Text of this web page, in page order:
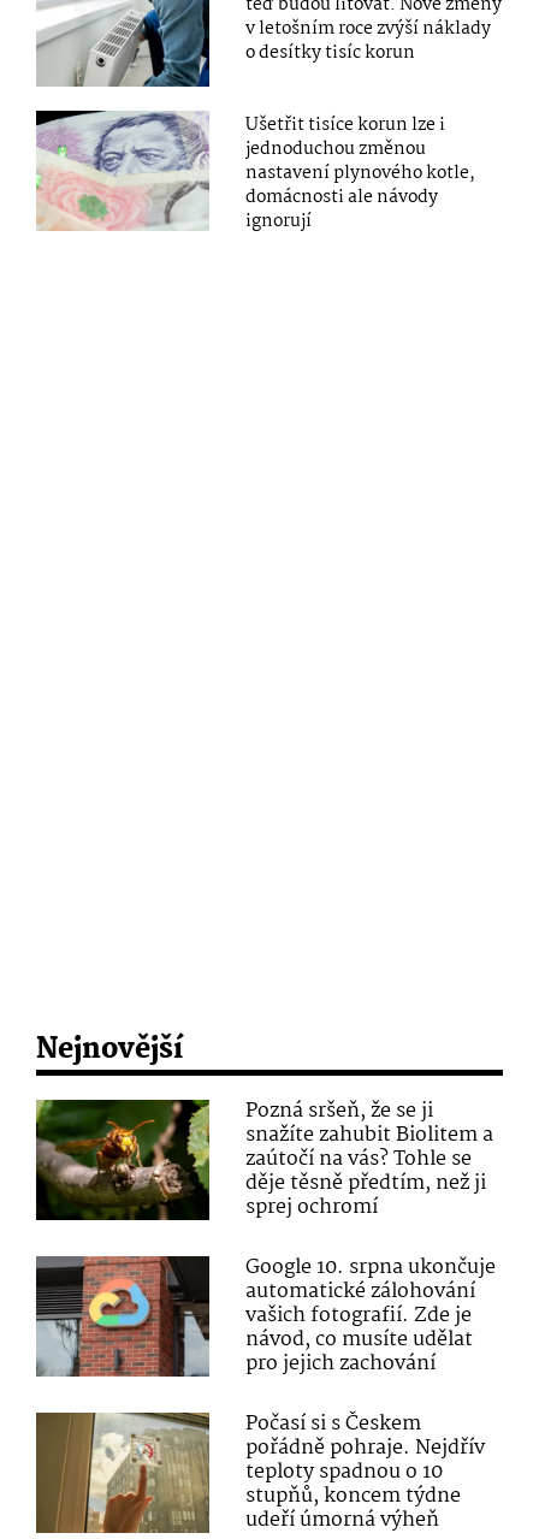
v letošním roce zvýší náklady
o desítky tisíc korun
Ušetřit tisíce korun lze i
jednoduchou změnou
nastavení plynového kotle,
domácnosti ale návody
ignorují
Nejnovější
Pozná sršeň, že se ji
snažíte zahubit Biolitem a
zaútočí na vás? Tohle se
děje těsně předtím, než ji
sprej ochromí
Google 10. srpna ukončuje
automatické zálohování
vašich fotografií. Zde je
návod, co musíte udělat
pro jejich zachování
Počasí si s Českem
pořádně pohraje. Nejdřív
teploty spadnou o 10
stupňů, koncem týdne
udeří úmorná výheň